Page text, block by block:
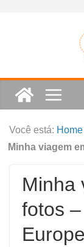
Você está: Home
Minha viagem
Minha
fotos